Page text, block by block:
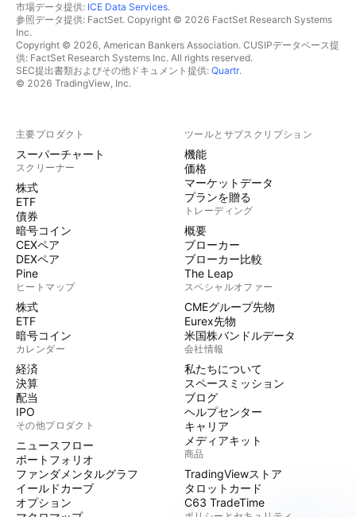
市場データ提供: ICE Data Services.
参照データ提供: FactSet. Copyright © 2026 FactSet Research Systems
Inc.
Copyright © 2026, American Bankers Association. CUSIPデータベース提
供: FactSet Research Systems Inc. All rights reserved.
SEC提出書類およびその他ドキュメント提供: Quartr.
© 2026 TradingView, Inc.
主要プロダクト
スーパーチャート
スクリーナー
株式
ETF
債券
暗号コイン
CEXペア
DEXペア
Pine
ヒートマップ
株式
ETF
暗号コイン
カレンダー
経済
決算
配当
IPO
その他プロダクト
ニュースフロー
ポートフォリオ
ファンダメンタルグラフ
イールドカーブ
オプション
ツールとサブスクリプション
機能
価格
マーケットデータ
プランを贈る
トレーディング
概要
ブローカー
ブローカー比較
The Leap
スペシャルオファー
CMEグループ先物
Eurex先物
米国株バンドルデータ
会社情報
私たちについて
スペースミッション
ブログ
ヘルプセンター
キャリア
メディアキット
商品
TradingViewストア
タロットカード
C63 TradeTime